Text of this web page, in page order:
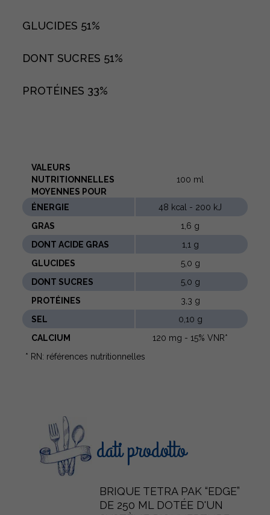
GLUCIDES 51%
DONT SUCRES 51%
PROTÉINES 33%
VALEURS
NUTRITIONNELLES
MOYENNES POUR
100 ml
ÉNERGIE
48 kcal - 200 kJ
GRAS
1,6 g
DONT ACIDE GRAS
1,1 g
GLUCIDES
5,0 g
DONT SUCRES
5,0 g
PROTÉINES
3,3 g
SEL
0,10 g
CALCIUM
120 mg - 15% VNR*
* RN: références nutritionnelles
dati prodotto
BRIQUE TETRA PAK “EDGE”
DE 250 ML DOTÉE D'UN